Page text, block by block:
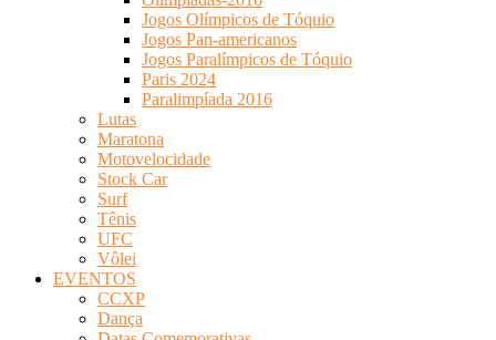
Jogos Olímpicos de Tóquio
Jogos Pan-americanos
Jogos Paralímpicos de Tóquio
Paris 2024
Paralimpíada 2016
Lutas
Maratona
Motovelocidade
Stock Car
Surf
Tênis
UFC
Vôlei
EVENTOS
CCXP
Dança